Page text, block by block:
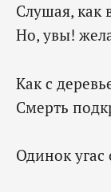
Слушая, как
Но, увы!
Как с
Смерть
Одинок